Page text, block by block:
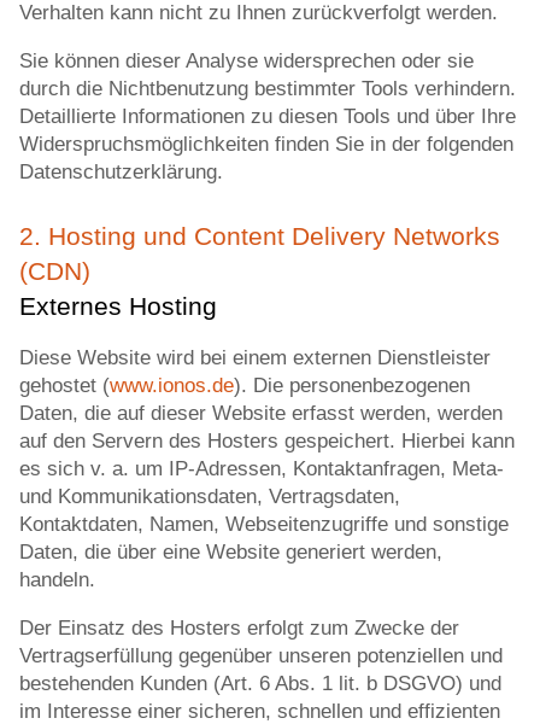
Verhalten kann nicht zu Ihnen zurückverfolgt werden.
Sie können dieser Analyse widersprechen oder sie
durch die Nichtbenutzung bestimmter Tools verhindern.
Detaillierte Informationen zu diesen Tools und über Ihre
Widerspruchsmöglichkeiten finden Sie in der folgenden
Datenschutzerklärung.
2. Hosting und Content Delivery Networks
(CDN)
Externes Hosting
Diese Website wird bei einem externen Dienstleister
gehostet (www.ionos.de). Die personenbezogenen
Daten, die auf dieser Website erfasst werden, werden
auf den Servern des Hosters gespeichert. Hierbei kann
es sich v. a. um IP-Adressen, Kontaktanfragen, Meta-
und Kommunikationsdaten, Vertragsdaten,
Kontaktdaten, Namen, Webseitenzugriffe und sonstige
Daten, die über eine Website generiert werden,
handeln.
Der Einsatz des Hosters erfolgt zum Zwecke der
Vertragserfüllung gegenüber unseren potenziellen und
bestehenden Kunden (Art. 6 Abs. 1 lit. b DSGVO) und
im Interesse einer sicheren, schnellen und effizienten